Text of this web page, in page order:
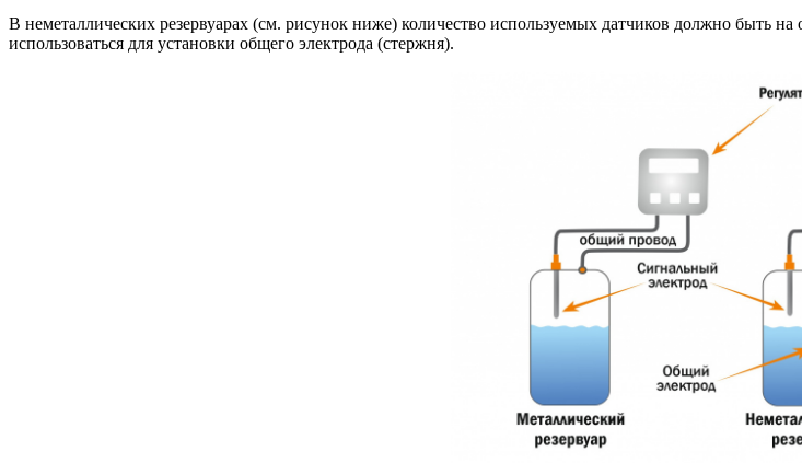
В неметаллических резервуарах (см. рисунок ниже) количество используемых датчиков должно быть
использоваться для установки общего электрода (стержня).